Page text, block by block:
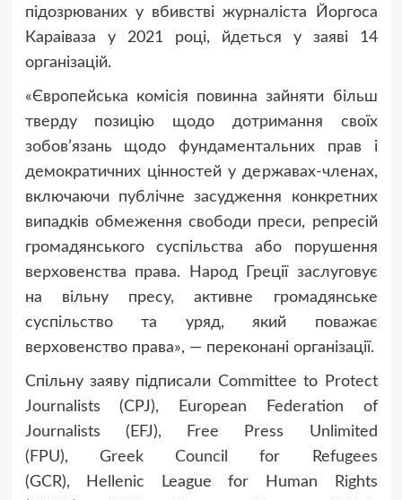
підозрюваних у вбивстві журналіста Йоргоса
Караіваза у 2021 році, йдеться у заяві 14
організацій.
«Європейська комісія повинна зайняти більш
тверду позицію щодо дотримання своїх
зобов’язань щодо фундаментальних прав і
демократичних цінностей у державах-членах,
включаючи публічне засудження конкретних
випадків обмеження свободи преси, репресій
громадянського суспільства або порушення
верховенства права. Народ Греції заслуговує
на вільну пресу, активне громадянське
суспільство та уряд, який поважає
верховенство права», — переконані організації.
Спільну заяву підписали Committee to Protect
Journalists (CPJ), European Federation of
Journalists (EFJ), Free Press Unlimited
(FPU), Greek Council for Refugees
(GCR), Hellenic League for Human Rights